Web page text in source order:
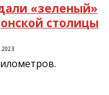
«зеленый»
столицы